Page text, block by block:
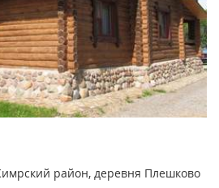
район, деревня Плешково